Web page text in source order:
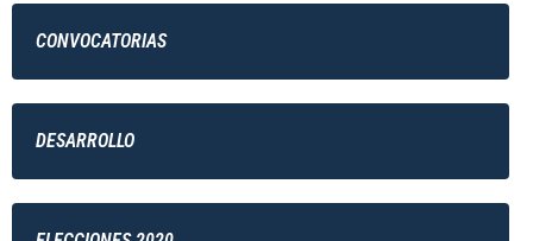
CONVOCATORIAS
DESARROLLO